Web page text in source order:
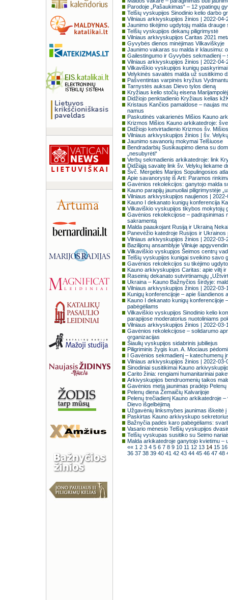
Parodoje „Pašaukimas“ – 12 ypatingų
Telšių vyskupijos Sinodinio kelio darbo
Vilniaus arkivyskupijos žinios | 2022-04-
Jaunimo tikėjimo ugdytojų malda drauge
Telšių vyskupijos dekanų piligrimystė
Vilniaus arkivyskupijos Caritas 2021
Gyvybės dienos minėjimas Vilkaviškyje
Jaunimo vakaras su malda ir klausimu:
Gailestingumo ir Gyvybės sekmadienį –
Vilniaus arkivyskupijos žinios | 2022-04-
Vilkaviškio vyskupijos kunigų
Velykinės savaitės malda už susitikimo
Pašventintas varpinės kryžius
Tarnystės auksas Dievo tylos dieną
Kryžiaus kelio stočių eisena
Didžiojo penktadienio Kryžiaus kelias
Kristaus Kančios pamaldose – naujas
namus
Paskutinės vakarienės Mišios Kauno
Krizmos Mišios Kauno arkikatedroje:
Didžiojo ketvirtadienio Krizmos šv.
Vilniaus arkivyskupijos žinios | šv.
Jaunimo savanorių mokymai Telšiuose
Bendradarbių Susikaupimo diena su
„nesubyrėti“
Verbų sekmadienis arkikatedroje: link
Didžiąją savaitę link šv. Velykų liekame
Švč. Mergelės Marijos Sopulingosios
Apie savanorystę iš Arti: Paramos
Gavėnios rekolekcijos: ganytojo malda
Kauno parapijų jaunuoliai piligrimystėje
Vilniaus arkivyskupijos naujienos |
Kauno I dekanato kunigų konferencija
Vilkaviškio vyskupijos tikybos mokytojų
Gavėnios rekolekcijose – padrąsinimas
sakramentą
Malda paaukojant Rusiją ir Ukrainą
Panevėžio katedroje Rusijos ir
Vilniaus arkivyskupijos žinios | 2022-03-
Bazilijonų ansamblyje Vilniuje
Vilkaviškio vyskupjos Šeimos centrų
Telšių vyskupijos kunigai sveikino savo
Gavėnios rekolekcijos su tikėjimo
Kauno arkivyskupijos Caritas: apie viltį
Raseinių dekanato sutvirtinamųjų
Ukraina – Kauno Bažnyčios širdyje:
Vilniaus arkivyskupijos žinios | 2022-03-
Kunigų konferencijoje – apie šiandienos
Kauno I dekanato kunigų konferencijoje
pabėgėliams
Vilkaviškio vyskupijos Sinodinio kelio
parapijose moderatorius nuotoliniams
Vilniaus arkivyskupijos žinios | 2022-03-
Gavėnios rekolekcijose – solidarumo
organizacijas
Šiaulių vyskupijos sidabrinis jubiliejus
Piligriminis žygis kun. A. Mociaus
I Gavėnios sekmadienį – katechumenų
Vilniaus arkivyskupijos žinios | 2022-03-
Sinodiniai susitikimai Kauno
Carito žinia: rengiami humanitariniai
Arkivyskupijos bendruomenių taikos
Gavėnios metą jaunimas pradėjo Pelenų
Pelenų diena Žemaičių Kalvarijoje
Pelenų trečiadienį Kauno arkikatedroje
Dievo išgelbėjimą
Užgavėnių linksmybes jaunimas iškeitė
Paskirtas Kauno arkivyskupo
Bažnyčia padės karo pabėgėliams:
Vasario mėnesio Telšių vyskupijos
Telšių vyskupas susitiko su Seimo
Malda arkikatedroje ganytojo kvietimu –
«« 1 2 3 4 5 6 7 8 9 10 11 12 13 14 15
36 37 38 39 40 41 42 43 44 45 46 47 48